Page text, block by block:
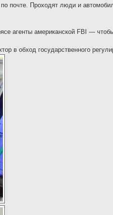
почте. Проходят люди и
агенты американской FBI —
в обход государственного